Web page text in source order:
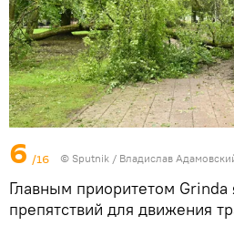
6 /16 © Sputnik / Владислав
Главным приоритетом Grinda
препятствий для движения